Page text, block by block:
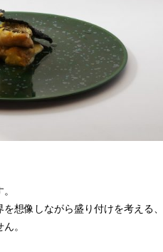
想像しながら盛り付けを考える
。